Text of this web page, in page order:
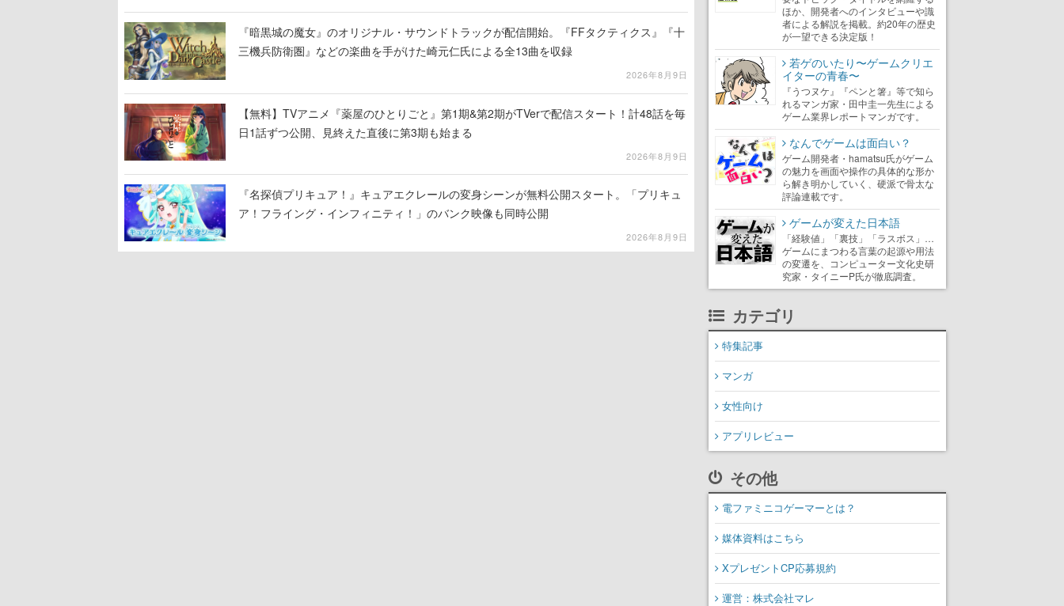
『暗黒城の魔女』のオリジナル・サウンドトラックが配信開始。『FFタクティクス』『十
三機兵防衛圏』などの楽曲を手がけた崎元仁氏による全13曲を収録
2026年8月9日
【無料】TVアニメ『薬屋のひとりごと』第1期&第2期がTVerで配信スタート！計48話を毎
日1話ずつ公開、見終えた直後に第3期も始まる
2026年8月9日
『名探偵プリキュア！』キュアエクレールの変身シーンが無料公開スタート。「プリキュ
ア！フライング・インフィニティ！」のバンク映像も同時公開
2026年8月9日
ほか、開発者へのインタビューや識
者による解説を掲載。約20年の歴史
が一望できる決定版！
若ゲのいたり〜ゲームクリエ
イターの青春〜
『うつヌケ』『ペンと箸』等で知ら
れるマンガ家・田中圭一先生による
ゲーム業界レポートマンガです。
なんでゲームは面白い？
ゲーム開発者・hamatsu氏がゲーム
の魅力を画面や操作の具体的な形か
ら解き明かしていく、硬派で骨太な
評論連載です。
ゲームが変えた日本語
「経験値」「裏技」「ラスボス」…
ゲームにまつわる言葉の起源や用法
の変遷を、コンピューター文化史研
究家・タイニーP氏が徹底調査。
カテゴリ
特集記事
マンガ
女性向け
アプリレビュー
その他
電ファミニコゲーマーとは？
媒体資料はこちら
XプレゼントCP応募規約
運営：株式会社マレ